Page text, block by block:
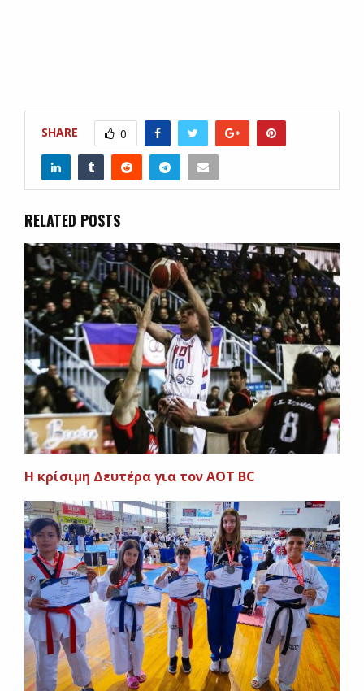
SHARE 0
RELATED POSTS
Η κρίσιμη Δευτέρα για τον AOT BC